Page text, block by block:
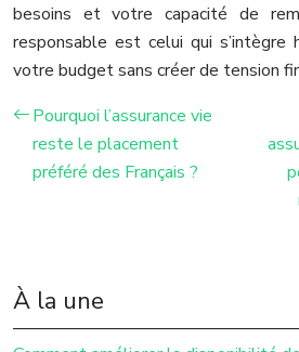
besoins et votre capacité de
responsable est celui qui s’intègre
votre budget sans créer de tension
Pourquoi l’assurance vie
reste le placement
préféré des Français ?
À la une